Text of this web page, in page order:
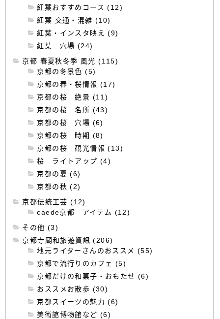
紅葉おすすめコース (12)
紅葉 交通・混雑 (10)
紅葉・インスタ映え (9)
紅葉 穴場 (24)
京都 春夏秋冬季 風光 (115)
京都の冬景色 (5)
京都の春・桜情報 (17)
京都の桜 絶景 (11)
京都の桜 名所 (43)
京都の桜 穴場 (6)
京都の桜 時期 (8)
京都の桜 観光情報 (13)
桜 ライトアップ (4)
京都の夏 (6)
京都の秋 (2)
京都伝統工芸 (12)
caede京都 アイテム (12)
その他 (3)
京都寺廟和旅遊資訊 (206)
地元ライターさんのおススメ (55)
京都で流行りのカフェ (5)
京都だけの和菓子・おもたせ (6)
おススメお散歩 (30)
京都スイーツの魅力 (6)
美術館博物館など (6)